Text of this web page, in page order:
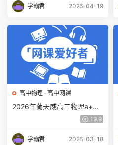
学霸君 2026-04-19
高中物理 · 高中网课
2026年蔺天威高三物理a+视
频教程+课堂笔记二轮复习寒
19.9
学霸君 2026-03-18